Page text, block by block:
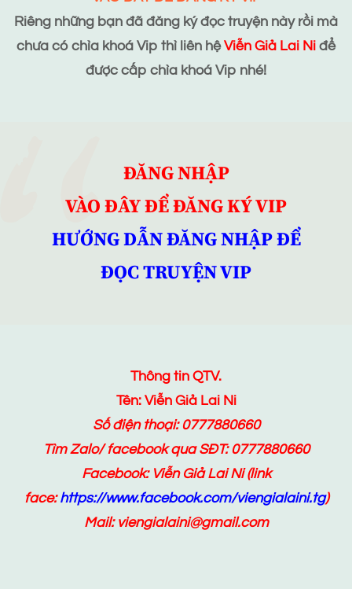
Riêng những bạn đã đăng ký đọc truyện này rồi mà
chưa có chìa khoá Vip thì liên hệViễn Giả Lai Ni để
được cấp chìa khoá Vip nhé!
ĐĂNG NHẬP
VÀO ĐÂY ĐỂ ĐĂNG KÝ VIP
HƯỚNG DẪN ĐĂNG NHẬP ĐỂ
ĐỌC TRUYỆN VIP
Thông tin QTV.
Tên: Viễn Giả Lai Ni
Số điện thoại: 0777880660
Tìm Zalo/ facebook qua SĐT: 0777880660
Facebook: Viễn Giả Lai Ni(link
face:https://www.facebook.com/viengialaini.tg)
Mail: viengialaini@gmail.com